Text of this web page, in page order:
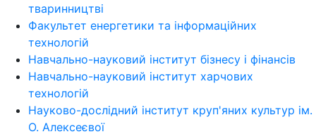
тваринництві
Факультет енергетики та інформаційних
технологій
Навчально-науковий інститут бізнесу і фінансів
Навчально-науковий інститут харчових
технологій
Науково-дослідний інститут круп'яних культур ім.
О. Алексеєвої